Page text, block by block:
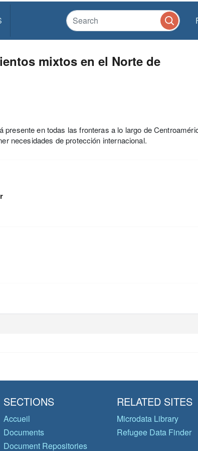
mixtos en el Norte de
en todas las fronteras a lo largo de
necesidades de protección internacional.
SECTIONS
Accueil
Documents
Document Repositories
RELATED SITES
Microdata Library
Refugee Data Finder